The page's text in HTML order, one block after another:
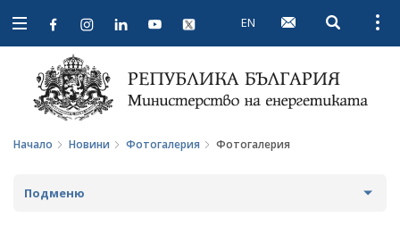
Open
navigation
EN Open
Начало Новини Фотогалерия Фотогалерия
Подменю